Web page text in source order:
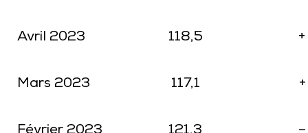
Avril 2023 118,5
Mars 2023 117,1